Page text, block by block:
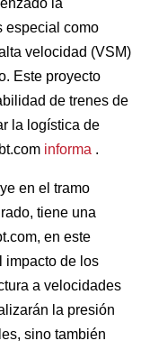
la
especial como
velocidad (VSM)
Este proyecto
de trenes de
la logística de
informa .
en el tramo
tiene una
en este
impacto de los
a velocidades
la presión
sino también